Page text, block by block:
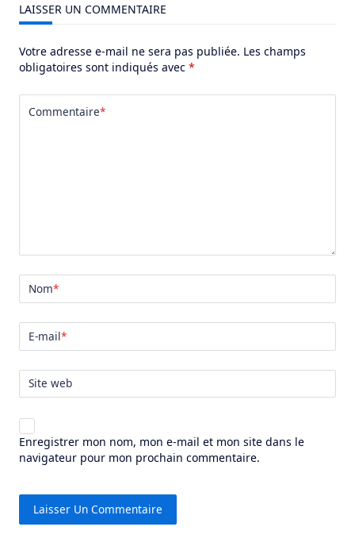
LAISSER UN COMMENTAIRE
Votre adresse e-mail ne sera pas publiée. Les champs
obligatoires sont indiqués avec *
Commentaire*
Nom*
E-mail*
Site web
Enregistrer mon nom, mon e-mail et mon site dans le
navigateur pour mon prochain commentaire.